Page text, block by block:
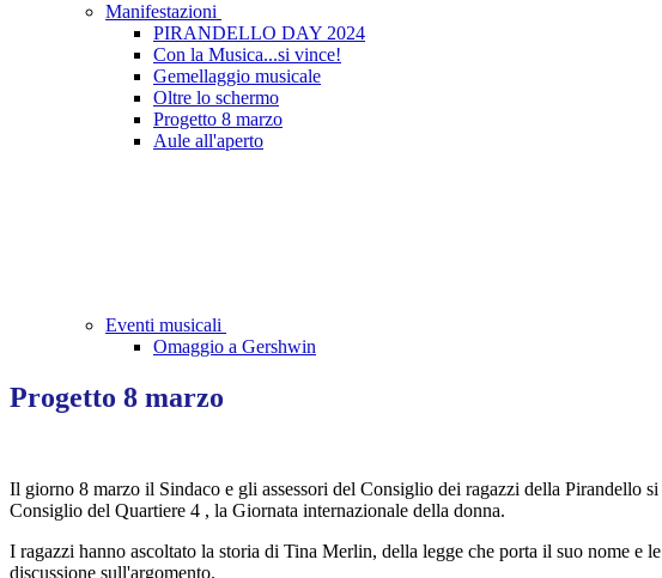
Manifestazioni
PIRANDELLO DAY 2024
Con la Musica...si vince!
Gemellaggio musicale
Oltre lo schermo
Progetto 8 marzo
Aule all'aperto
Eventi musicali
Omaggio a Gershwin
Progetto 8 marzo
Il giorno 8 marzo il Sindaco e gli assessori del Consiglio dei ragazzi della Pirandello
Consiglio del Quartiere 4 , la Giornata internazionale della donna.
I ragazzi hanno ascoltato la storia di Tina Merlin, della legge che porta il suo nome e
discussione sull'argomento.